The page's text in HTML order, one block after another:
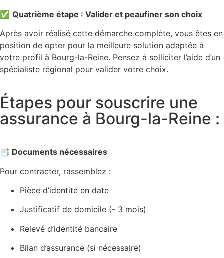
✅ Quatrième étape : Valider et peaufiner son choix
Après avoir réalisé cette démarche complète, vous êtes en
position de opter pour la meilleure solution adaptée à
votre profil à Bourg-la-Reine. Pensez à solliciter l’aide d’un
spécialiste régional pour valider votre choix.
Étapes pour souscrire une
assurance à Bourg-la-Reine :
📑 Documents nécessaires
Pour contracter, rassemblez :
Pièce d’identité en date
Justificatif de domicile (- 3 mois)
Relevé d’identité bancaire
Bilan d’assurance (si nécessaire)